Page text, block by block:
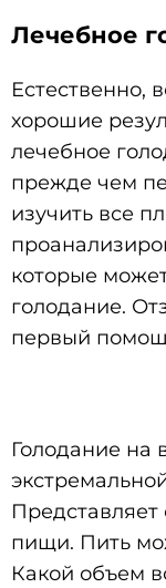
Лечебное
Естественно,
хорошие
лечебное
прежде чем
изучить все
которые
голодание.
первый
Голодание на
пищи. Пить
Какой объем